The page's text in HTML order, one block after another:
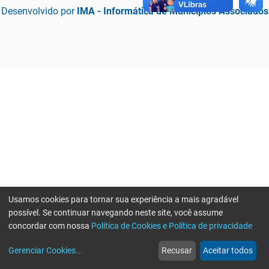
Desenvolvido por IMA - Informática de Municípios Associados
web
Notícias
more_horiz
Mais
Usamos cookies para tornar sua experiência a mais agradável
possível. Se continuar navegando neste site, você assume
concordar com nossa Política de Cookies e Política de privacidade
Gerenciar Cookies... Recusar Aceitar todos
Erro ao enviar informações, por favor tente novamente